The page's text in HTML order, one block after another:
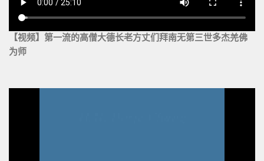
【视频】第一流的高僧大德长老方丈们拜南无第三世多杰羌佛
为师